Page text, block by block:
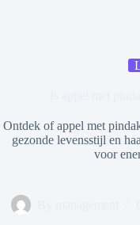
Ontdek of appel met
gezonde levensstijl en
voor